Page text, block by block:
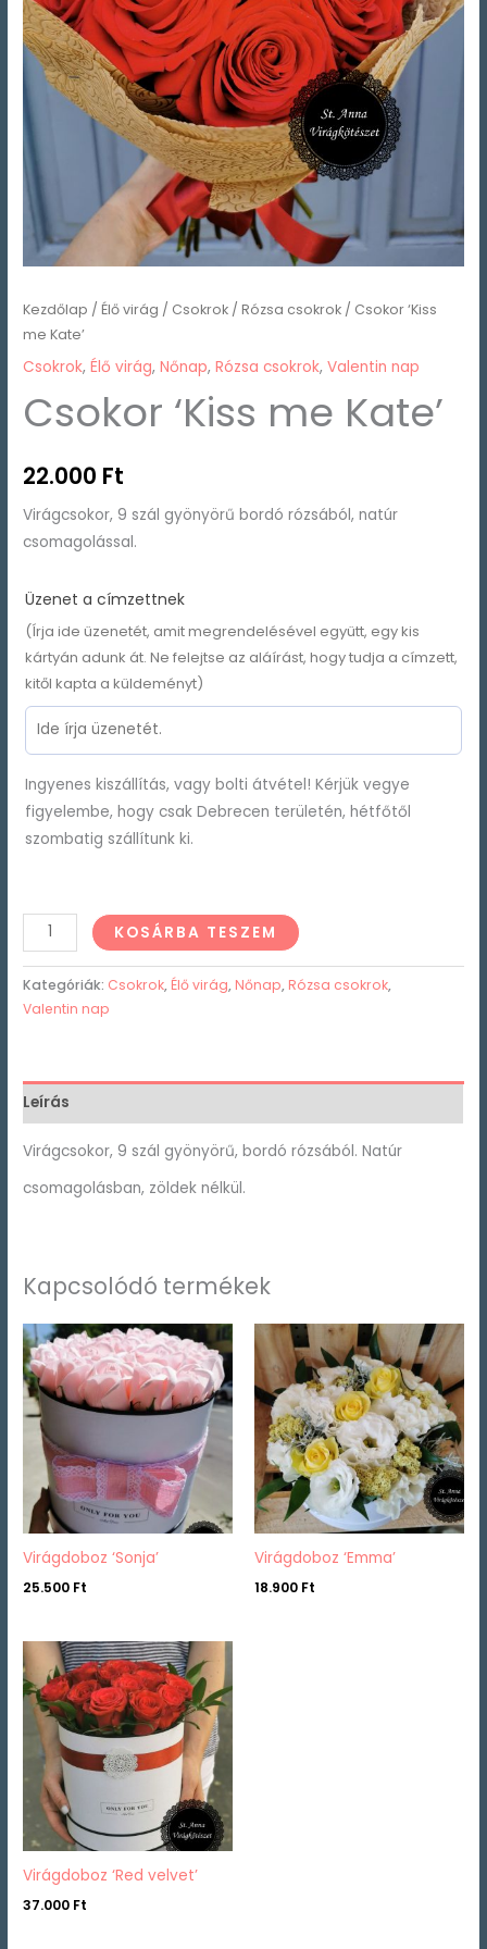
Kezdőlap /Élő virág / Csokrok /Rózsa csokrok / Csokor ‘Kiss
me Kate’
Csokrok,Élő virág,Nőnap,Rózsa csokrok,Valentin nap
Csokor ‘Kiss me Kate’
22.000 Ft
Virágcsokor, 9 szál gyönyörű bordó rózsából, natúr
csomagolással.
Üzenet a címzettnek
(Írja ide üzenetét, amit megrendelésével együtt, egy kis
kártyán adunk át. Ne felejtse az aláírást, hogy tudja a címzett,
kitől kapta a küldeményt)
Ingyenes kiszállítás, vagy bolti átvétel! Kérjük vegye
figyelembe, hogy csak Debrecen területén, hétfőtől
szombatig szállítunk ki.
KOSÁRBA TESZEM
Kategóriák: Csokrok, Élő virág, Nőnap, Rózsa csokrok,
Valentin nap
Leírás
Virágcsokor, 9 szál gyönyörű, bordó rózsából. Natúr
csomagolásban, zöldek nélkül.
Kapcsolódó termékek
Virágdoboz ‘Sonja’
25.500 Ft
Virágdoboz ‘Emma’
18.900 Ft
Virágdoboz ‘Red velvet’
37.000 Ft